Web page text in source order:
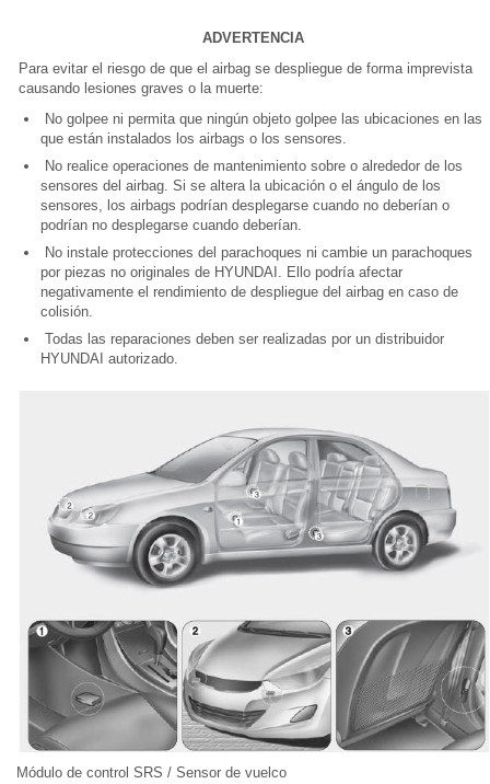
ADVERTENCIA
Para evitar el riesgo de que el airbag se despliegue de forma imprevista
causando lesiones graves o la muerte:
No golpee ni permita que ningún objeto golpee las ubicaciones en las
que están instalados los airbags o los sensores.
No realice operaciones de mantenimiento sobre o alrededor de los
sensores del airbag. Si se altera la ubicación o el ángulo de los
sensores, los airbags podrían desplegarse cuando no deberían o
podrían no desplegarse cuando deberían.
No instale protecciones del parachoques ni cambie un parachoques
por piezas no originales de HYUNDAI. Ello podría afectar
negativamente el rendimiento de despliegue del airbag en caso de
colisión.
Todas las reparaciones deben ser realizadas por un distribuidor
HYUNDAI autorizado.
Módulo de control SRS / Sensor de vuelco